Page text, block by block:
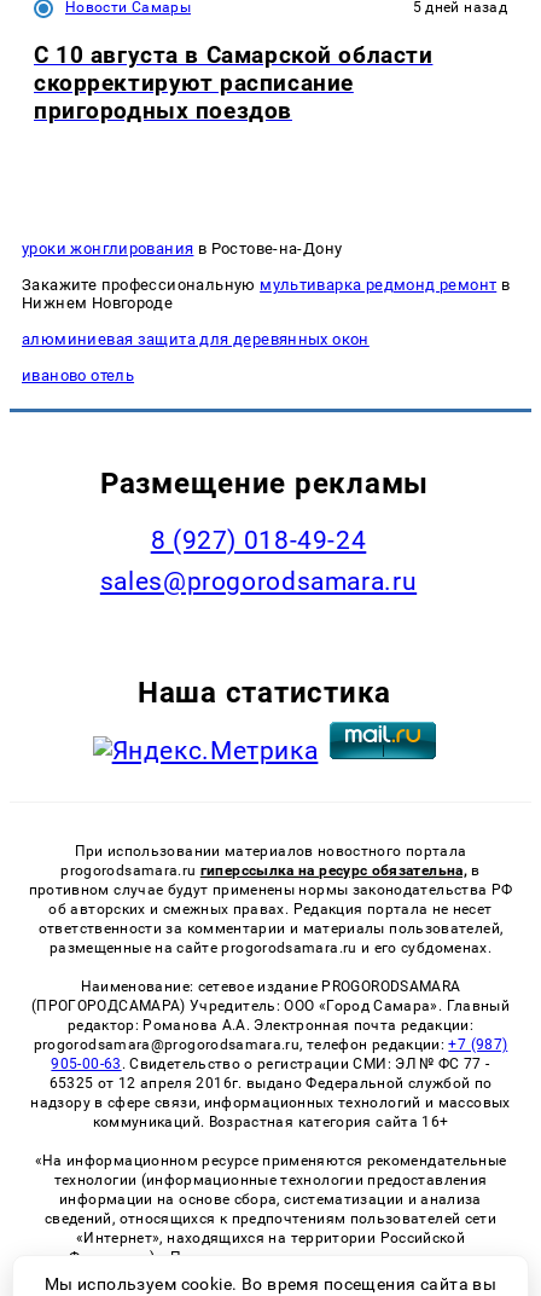
Новости Самары 5 дней назад
С 10 августа в Самарской области
скорректируют расписание
пригородных поездов
уроки жонглирования в Ростове-на-Дону
Закажите профессиональную мультиварка редмонд ремонт в
Нижнем Новгороде
алюминиевая защита для деревянных окон
иваново отель
Размещение рекламы
8 (927) 018-49-24
sales@progorodsamara.ru
Наша статистика
При использовании материалов новостного портала
progorodsamara.ru гиперссылка на ресурс обязательна, в
противном случае будут применены нормы законодательства РФ
об авторских и смежных правах. Редакция портала не несет
ответственности за комментарии и материалы пользователей,
размещенные на сайте progorodsamara.ru и его субдоменах.
Наименование: сетевое издание PROGORODSAMARA
(ПРОГОРОДСАМАРА) Учредитель: ООО «Город Самара». Главный
редактор: Романова А.А. Электронная почта редакции:
progorodsamara@progorodsamara.ru, телефон редакции:+7 (987)
905-00-63 . Свидетельство о регистрации СМИ: ЭЛ № ФС 77 -
65325 от 12 апреля 2016г. выдано Федеральной службой по
надзору в сфере связи, информационных технологий и массовых
коммуникаций. Возрастная категория сайта 16+
«На информационном ресурсе применяются рекомендательные
технологии (информационные технологии предоставления
информации на основе сбора, систематизации и анализа
сведений, относящихся к предпочтениям пользователей сети
«Интернет», находящихся на территории Российской
Федерации)». Правила применения рекомендательных
технологий в виджетах рекламно-обменной сети
«СМИ2» (PDF)
Мы используем cookie. Во время посещения сайта вы